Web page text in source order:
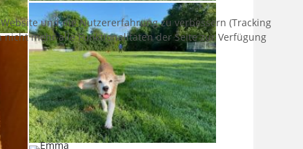
und die Nutzererfahrung zu verbessern (Tracking
nicht mehr alle Funktionalitäten der Seite zur Verfügung